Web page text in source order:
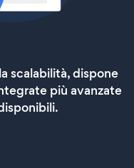
scalabilità, dispone
più avanzate